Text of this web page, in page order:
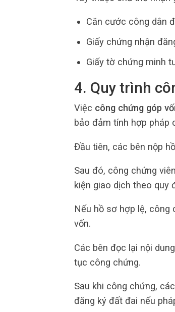
Căn cước công dân
Giấy chứng nhận
Giấy tờ chứng minh
4. Quy trình
Việc công chứng góp
bảo đảm tính hợp pháp
Đầu tiên, các bên nộp
Sau đó, công chứng
kiện giao dịch theo quy
Nếu hồ sơ hợp lệ, công
vốn.
Các bên đọc lại nội
tục công chứng.
Sau khi công chứng,
đăng ký đất đai nếu